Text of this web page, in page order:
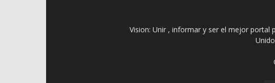
Vision: Unir , informar y ser el mejor portal